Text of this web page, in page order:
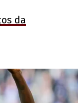
da